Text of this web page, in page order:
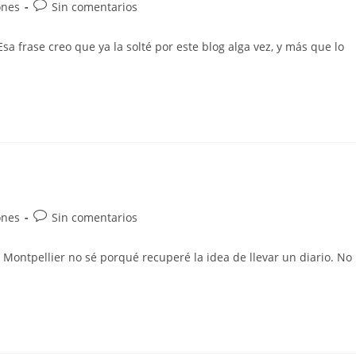
Sin comentarios
frase creo que ya la solté por este blog alga vez, y más que lo
Sin comentarios
no sé porqué recuperé la idea de llevar un diario. No